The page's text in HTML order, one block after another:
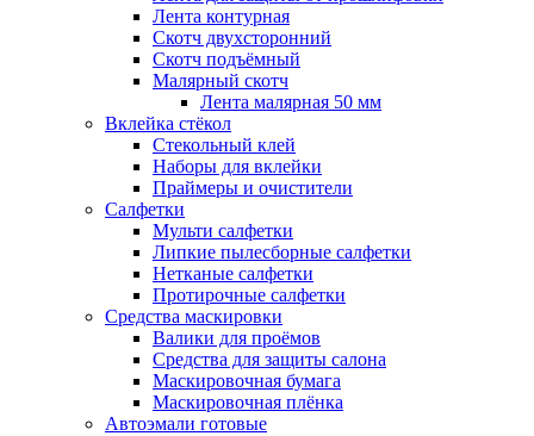
Лента контурная
Скотч двухсторонний
Скотч подъёмный
Малярный скотч
Лента малярная 50 мм
Вклейка стёкол
Стекольный клей
Наборы для вклейки
Праймеры и очистители
Салфетки
Мульти салфетки
Липкие пылесборные салфетки
Нетканые салфетки
Протирочные салфетки
Средства маскировки
Валики для проёмов
Средства для защиты салона
Маскировочная бумага
Маскировочная плёнка
Автоэмали готовые